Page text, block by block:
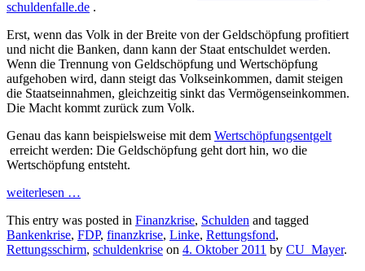
schuldenfalle.de .
Erst, wenn das Volk in der Breite von der Geldschöpfung profitiert
und nicht die Banken, dann kann der Staat entschuldet werden.
Wenn die Trennung von Geldschöpfung und Wertschöpfung
aufgehoben wird, dann steigt das Volkseinkommen, damit steigen
die Staatseinnahmen, gleichzeitig sinkt das Vermögenseinkommen.
Die Macht kommt zurück zum Volk.
Genau das kann beispielsweise mit dem Wertschöpfungsentgelt
erreicht werden: Die Geldschöpfung geht dort hin, wo die
Wertschöpfung entsteht.
weiterlesen …
This entry was posted in Finanzkrise, Schulden and tagged
Bankenkrise, FDP, finanzkrise, Linke, Rettungsfond,
Rettungsschirm, schuldenkrise on 4. Oktober 2011 by CU_Mayer.